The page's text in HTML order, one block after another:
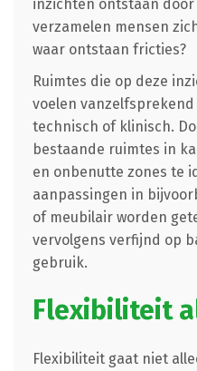
inzichten ontstaan
verzamelen mensen
waar ontstaan fricties?
Ruimtes die op deze
voelen
technisch of klinisch.
bestaande ruimtes in
en onbenutte zones te
aanpassingen in
of meubilair worden
vervolgens verfijnd op
gebruik.
Flexibiliteit
Flexibiliteit gaat niet